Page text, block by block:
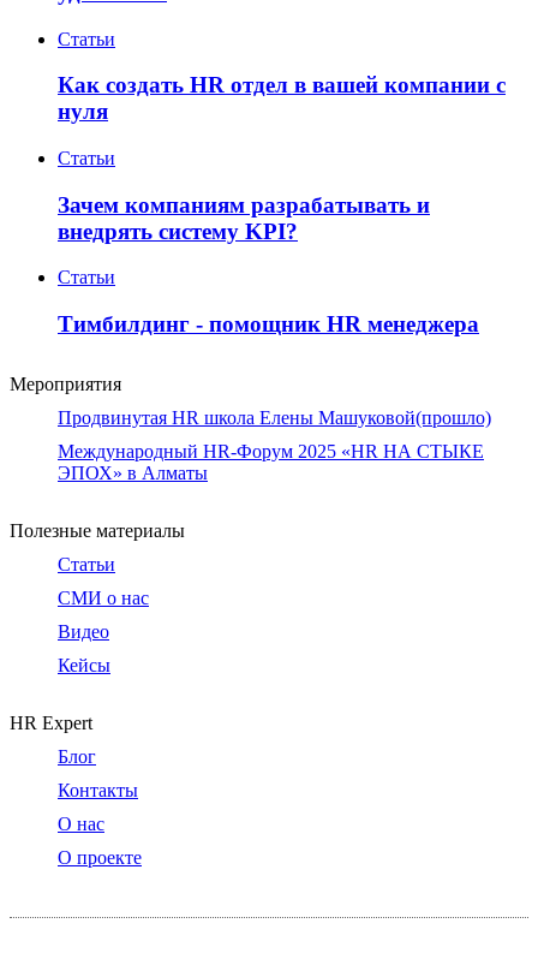
Статьи
Как создать HR отдел в вашей компании с
нуля
Статьи
Зачем компаниям разрабатывать и
внедрять систему KPI?
Статьи
Тимбилдинг - помощник HR менеджера
Мероприятия
Продвинутая HR школа Елены Машуковой(прошло)
Международный HR-Форум 2025 «HR НА СТЫКЕ
ЭПОХ» в Алматы
Полезные материалы
Статьи
СМИ о нас
Видео
Кейсы
HR Expert
Блог
Контакты
О нас
О проекте